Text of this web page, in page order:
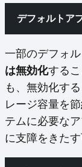
デフォルトア
一部のデフォル
は無効化する
も、無効化す
レージ容量を
テムに必要な
に支障をきた